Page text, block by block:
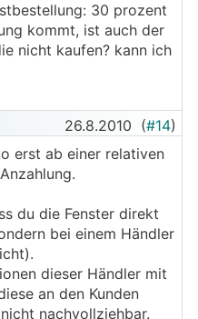
30 prozent
kommt, ist auch der
nicht kaufen? kann ich
26.8.2010 (#14)
erst ab einer relativen
du die Fenster direkt
bei einem Händler
dieser Händler mit
an den Kunden
nachvollziehbar.